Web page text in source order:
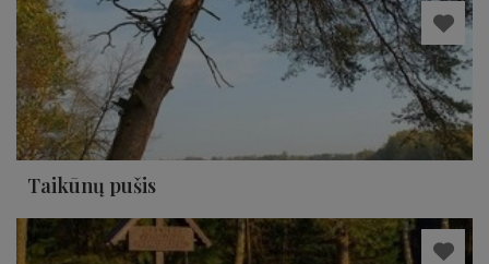
Taikūnų pušis